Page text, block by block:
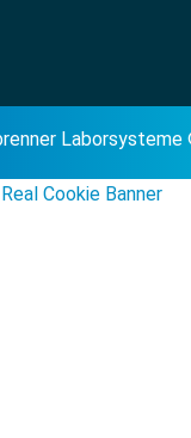
Laborsysteme
Cookie Banner